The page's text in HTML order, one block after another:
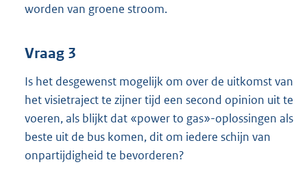
worden van groene stroom.
Vraag 3
Is het desgewenst mogelijk om over de uitkomst van
het visietraject te zijner tijd een second opinion uit te
voeren, als blijkt dat «power to gas»-oplossingen als
beste uit de bus komen, dit om iedere schijn van
onpartijdigheid te bevorderen?